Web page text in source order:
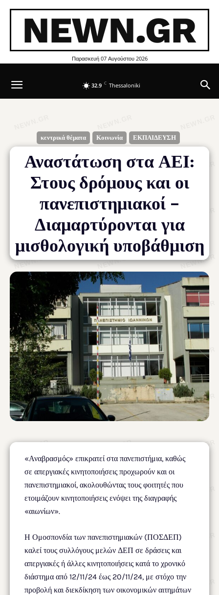
NEWN.GR
Παρασκευή 07 Αυγούστου 2026
32.9 C Thessaloniki
κεντρικά θέματα Κοινωνία ΕΚΠΑΙΔΕΥΣΗ
Αναστάτωση στα ΑΕΙ:
Στους δρόμους και οι
πανεπιστημιακοί –
Διαμαρτύρονται για
μισθολογική υποβάθμιση
«Αναβρασμός» επικρατεί στα πανεπιστήμια, καθώς
σε απεργιακές κινητοποιήσεις προχωρούν και οι
πανεπιστημιακοί, ακολουθώντας τους φοιτητές που
ετοιμάζουν κινητοποιήσεις ενόψει της διαγραφής
«αιωνίων».
Η Ομοσπονδία των πανεπιστημιακών (ΠΟΣΔΕΠ)
καλεί τους συλλόγους μελών ΔΕΠ σε δράσεις και
απεργιακές ή άλλες κινητοποιήσεις κατά το χρονικό
διάστημα από 12/11/24 έως 20/11/24, με στόχο την
προβολή και διεκδίκηση των οικονομικών αιτημάτων